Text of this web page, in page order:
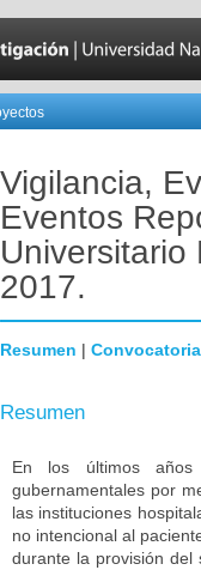
Vigilancia,
Eventos
2017.
Resumen | Convocatoria
Resumen
En los últimos años
gubernamentales por
las instituciones
no intencional al
durante la provisión del